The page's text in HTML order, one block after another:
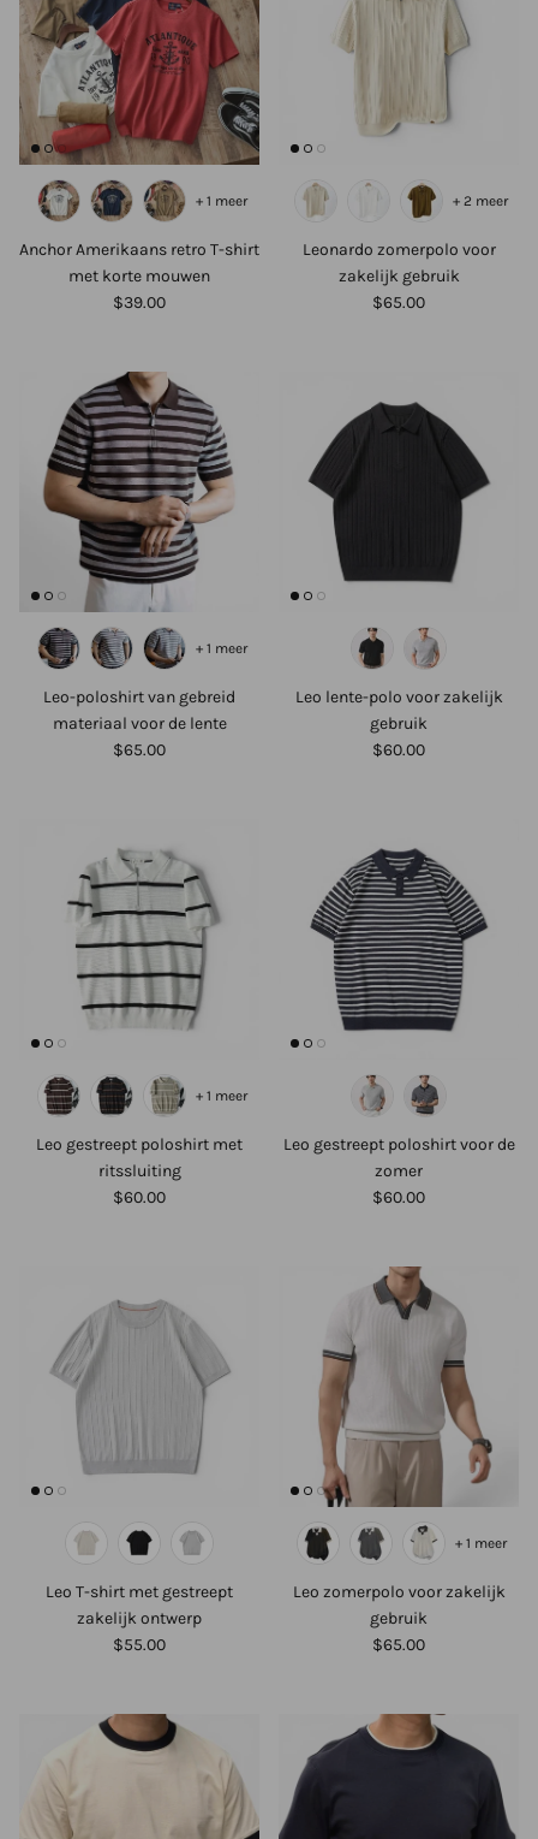
Anchor Amerikaans retro T-shirt
met korte mouwen
$39.00
+ 1 meer
Leonardo zomerpolo voor
zakelijk gebruik
$65.00
+ 2 meer
Leo-poloshirt van gebreid
materiaal voor de lente
$65.00
+ 1 meer
Leo lente-polo voor zakelijk
gebruik
$60.00
Leo gestreept poloshirt met
ritssluiting
$60.00
+ 1 meer
Leo gestreept poloshirt voor de
zomer
$60.00
Leo T-shirt met gestreept
zakelijk ontwerp
$55.00
Leo zomerpolo voor zakelijk
gebruik
$65.00
+ 1 meer